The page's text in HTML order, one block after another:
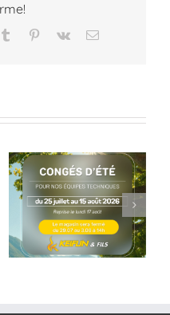
Tumblr Pinterest
Vk Email
Dernières
réalisation